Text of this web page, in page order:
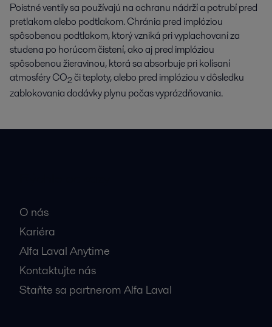
Poistné ventily sa používajú na ochranu nádrží a potrubí pred
pretlakom alebo podtlakom. Chránia pred implóziou
spôsobenou podtlakom, ktorý vzniká pri vyplachovaní za
studena po horúcom čistení, ako aj pred implóziou
spôsobenou žieravinou, ktorá sa absorbuje pri kolísaní
atmosféry CO2či teploty, alebo pred implóziou v dôsledku
zablokovania dodávky plynu počas vyprázdňovania.
O nás
Kariéra
Alfa Laval Anytime
Kontaktujte nás
Staňte sa partnerom Alfa Laval